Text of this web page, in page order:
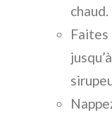
chaud.
Faites